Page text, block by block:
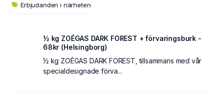
Erbjudanden i närheten
½ kg ZOÉGAS DARK FOREST + förvaringsburk -
68kr (Helsingborg)
½ kg ZOÉGAS DARK FOREST, tillsammans med vår
specialdesignade förva...